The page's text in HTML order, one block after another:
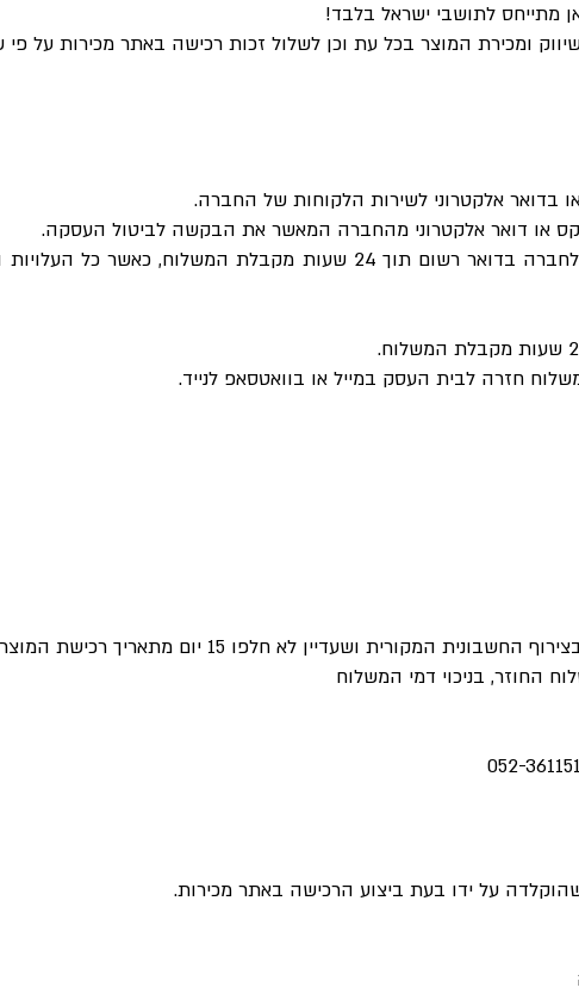
מתייחס לתושבי ישראל בלבד!
ומכירת המוצר בכל עת וכן לשלול זכות רכישה באתר מכירות על פי
בדואר אלקטרוני לשירות הלקוחות של החברה.
או דואר אלקטרוני מהחברה המאשר את הבקשה לביטול העסקה.
במקרה שהביטול אושר – יש להשיב את המוצר לחברה בדואר רשום תוך 24 שעות מקבלת
חזרה לבית העסק במייל או בוואטסאפ לנייד.
ושעדיין לא חלפו 15 יום מתאריך רכישת המוצר.
על ידו בעת ביצוע הרכישה באתר מכירות.